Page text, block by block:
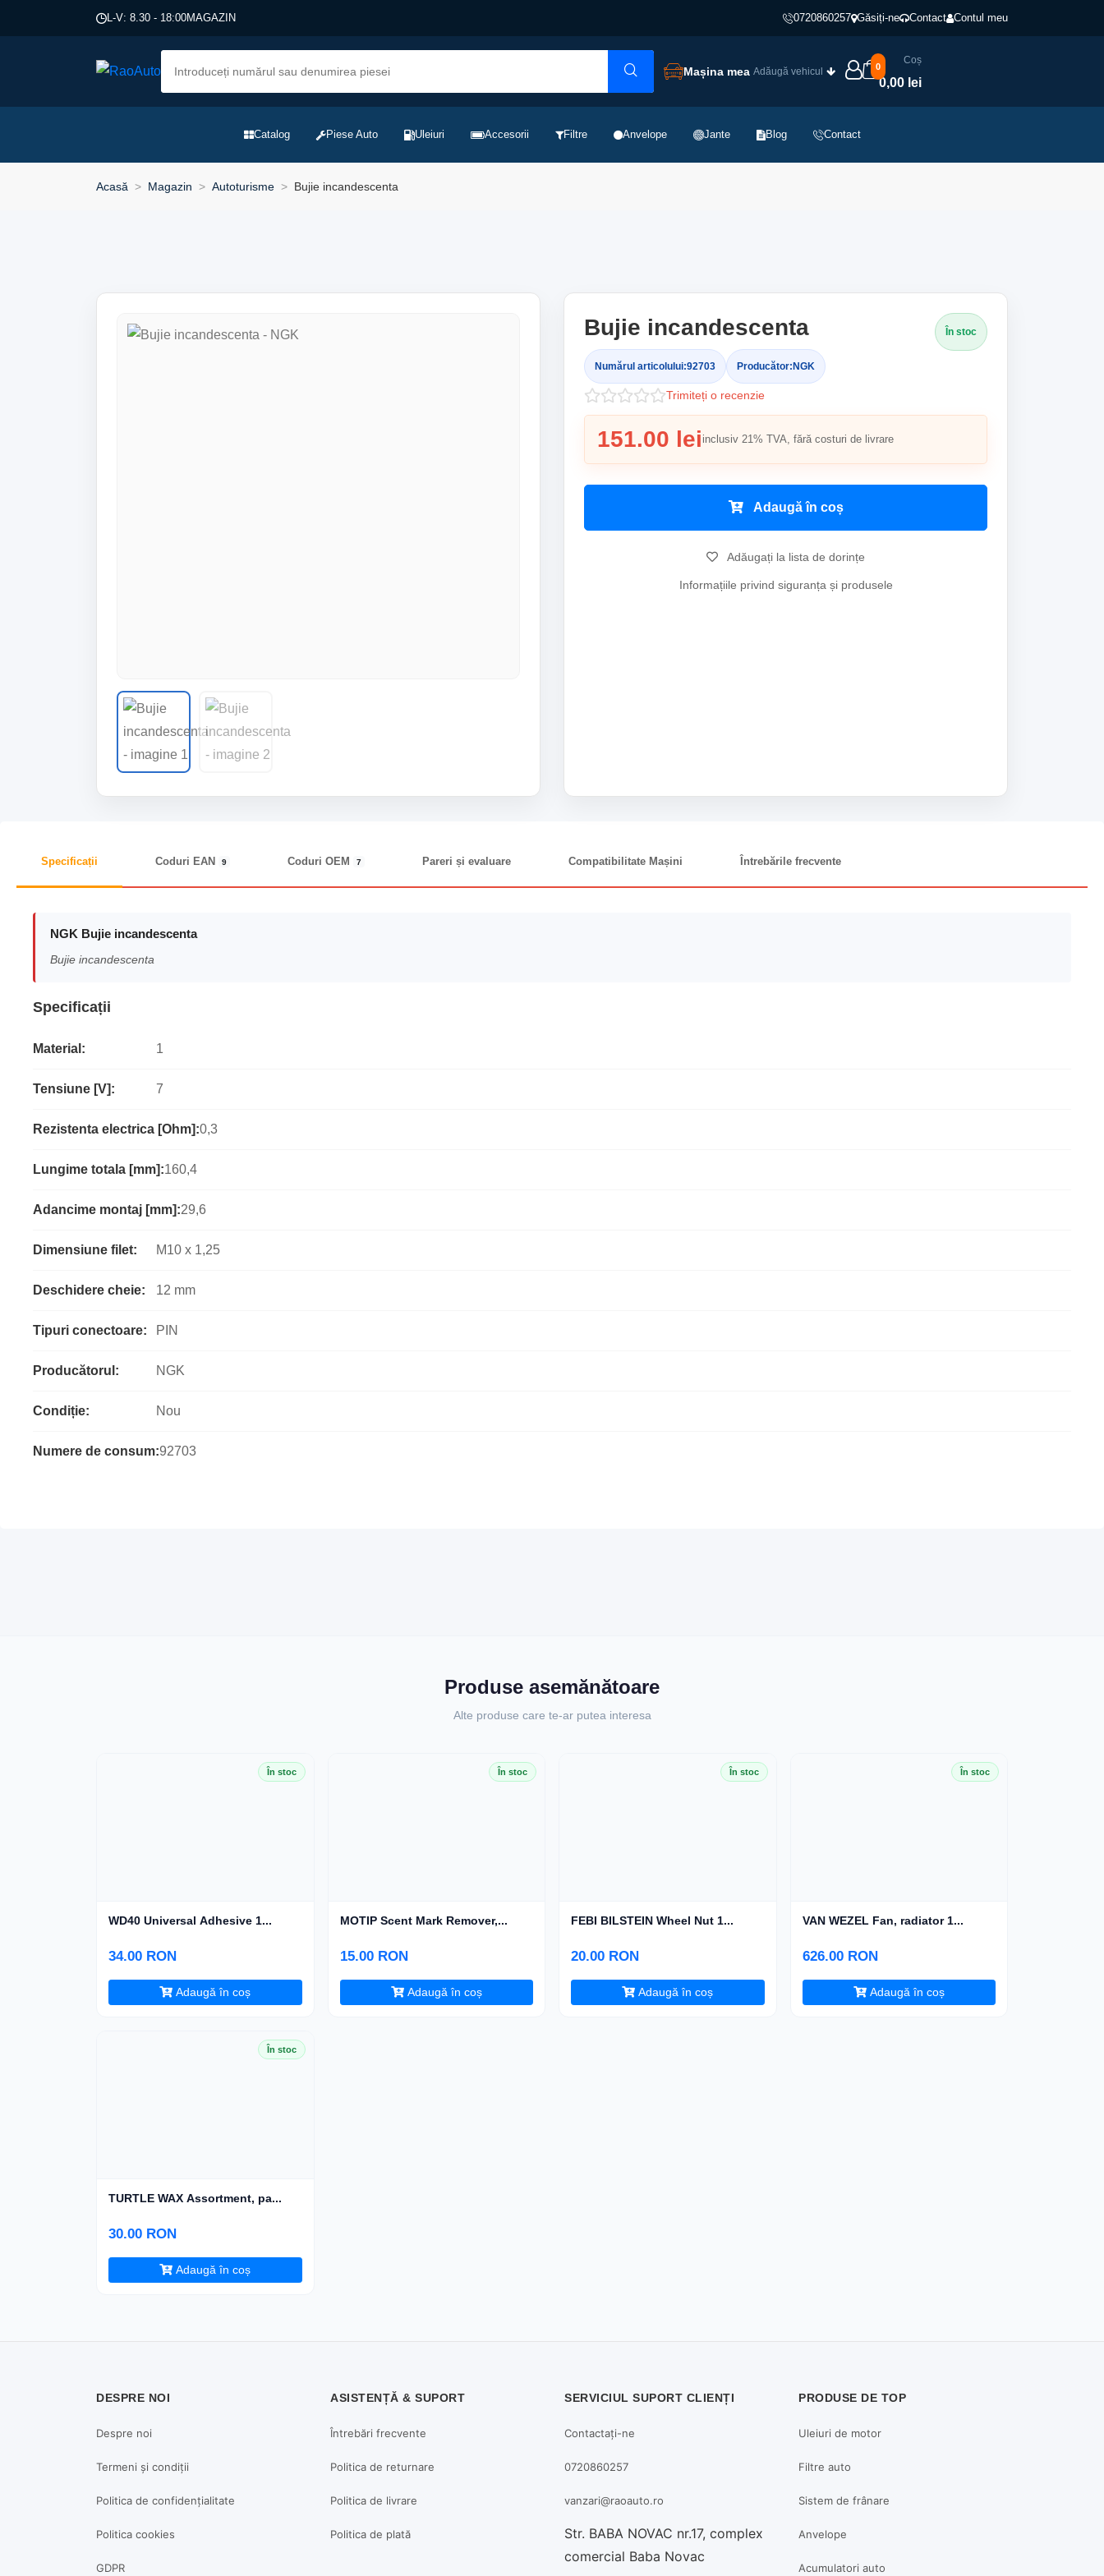
L-V: 8.30 - 18:00MAGAZIN 0720860257 Găsiți-ne Contact Contul meu
Mașina mea Adăugă vehicul 0
Coș
0,00 lei
Catalog Piese Auto Uleiuri Accesorii Filtre Anvelope Jante Blog Contact
Acasă Magazin Autoturisme Bujie incandescenta
Bujie incandescenta
Numărul articolului:92703 Producător: NGK
În stoc
Trimiteți o recenzie
151.00 lei inclusiv 21% TVA, fără costuri de livrare
Adaugă în coș
Adăugați la lista de dorințe
Informațiile privind siguranța și produsele
Specificații Coduri EAN 9 Coduri OEM 7 Pareri și evaluare Compatibilitate Mașini Întrebările frecvente
NGK Bujie incandescenta
Bujie incandescenta
Specificații
Material: 1
Tensiune [V]: 7
Rezistenta electrica [Ohm]:0,3
Lungime totala [mm]:160,4
Adancime montaj [mm]:29,6
Dimensiune filet: M10 x 1,25
Deschidere cheie: 12 mm
Tipuri conectoare: PIN
Producătorul: NGK
Condiție: Nou
Numere de consum:92703
Produse asemănătoare
Alte produse care te-ar putea interesa
În stoc
WD40 Universal Adhesive 1...
34.00 RON
Adaugă în coș
În stoc
MOTIP Scent Mark Remover,...
15.00 RON
Adaugă în coș
În stoc
FEBI BILSTEIN Wheel Nut 1...
20.00 RON
Adaugă în coș
În stoc
VAN WEZEL Fan, radiator 1...
626.00 RON
Adaugă în coș
În stoc
TURTLE WAX Assortment, pa...
30.00 RON
Adaugă în coș
DESPRE NOI
Despre noi
Termeni și condiții
Politica de confidențialitate
Politica cookies
GDPR
ASISTENȚĂ & SUPORT
Întrebări frecvente
Politica de returnare
Politica de livrare
Politica de plată
SERVICIUL SUPORT CLIENȚI
Contactați-ne
0720860257
vanzari@raoauto.ro
Str. BABA NOVAC nr.17, complex
comercial Baba Novac
PRODUSE DE TOP
Uleiuri de motor
Filtre auto
Sistem de frânare
Anvelope
Acumulatori auto